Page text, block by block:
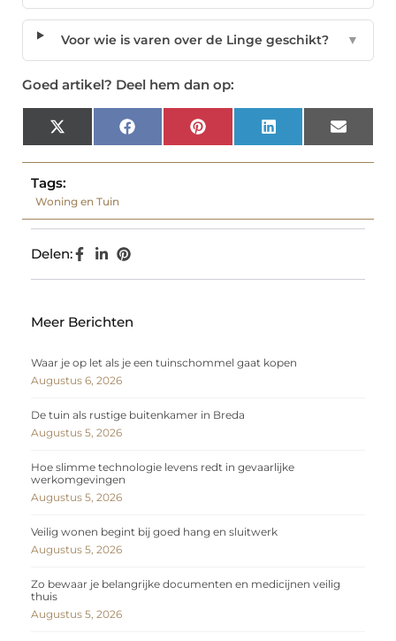
Voor wie is varen over de Linge geschikt? ▼
Goed artikel? Deel hem dan op:
X
(Twitter)
Facebook Pinterest LinkedIn Email
Tags:
Woning en Tuin
Delen:
Meer Berichten
Waar je op let als je een tuinschommel gaat kopen
Augustus 6, 2026
De tuin als rustige buitenkamer in Breda
Augustus 5, 2026
Hoe slimme technologie levens redt in gevaarlijke
werkomgevingen
Augustus 5, 2026
Veilig wonen begint bij goed hang en sluitwerk
Augustus 5, 2026
Zo bewaar je belangrijke documenten en medicijnen veilig
thuis
Augustus 5, 2026